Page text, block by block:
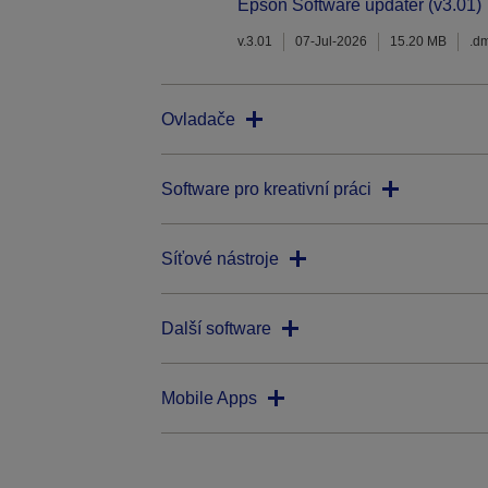
Epson Software updater (v3.01)
v.3.01 07-Jul-2026 15.20 MB
Ovladače
Software pro kreativní práci
Síťové nástroje
Další software
Mobile Apps